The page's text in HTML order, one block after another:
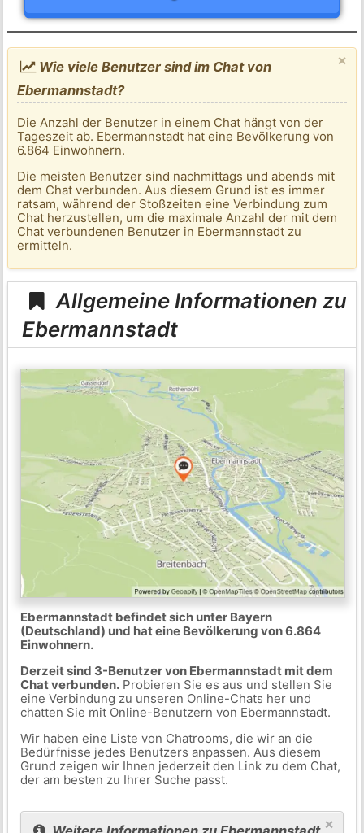
×
Wie viele Benutzer sind im Chat von
Ebermannstadt?
Die Anzahl der Benutzer in einem Chat hängt von der
Tageszeit ab. Ebermannstadt hat eine Bevölkerung von
6.864 Einwohnern.
Die meisten Benutzer sind nachmittags und abends mit
dem Chat verbunden. Aus diesem Grund ist es immer
ratsam, während der Stoßzeiten eine Verbindung zum
Chat herzustellen, um die maximale Anzahl der mit dem
Chat verbundenen Benutzer in Ebermannstadt zu
ermitteln.
Allgemeine Informationen zu
Ebermannstadt
Ebermannstadt befindet sich unter Bayern
(Deutschland) und hat eine Bevölkerung von 6.864
Einwohnern.
Derzeit sind 3-Benutzer von Ebermannstadt mit dem
Chat verbunden.Probieren Sie es aus und stellen Sie
eine Verbindung zu unseren Online-Chats her und
chatten Sie mit Online-Benutzern von Ebermannstadt.
Wir haben eine Liste von Chatrooms, die wir an die
Bedürfnisse jedes Benutzers anpassen. Aus diesem
Grund zeigen wir Ihnen jederzeit den Link zu dem Chat,
der am besten zu Ihrer Suche passt.
×